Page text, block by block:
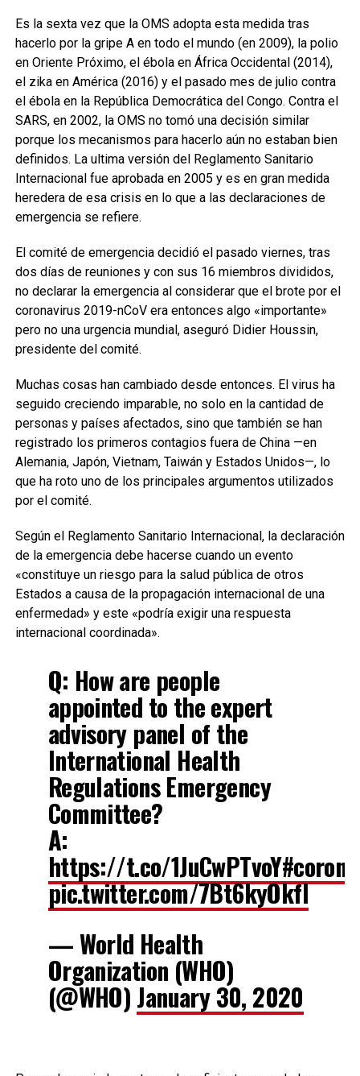
Es la sexta vez que la OMS adopta esta medida tras
hacerlo por la gripe A en todo el mundo (en 2009), la polio
en Oriente Próximo, el ébola en África Occidental (2014),
el zika en América (2016) y el pasado mes de julio contra
el ébola en la República Democrática del Congo. Contra el
SARS, en 2002, la OMS no tomó una decisión similar
porque los mecanismos para hacerlo aún no estaban bien
definidos. La ultima versión del Reglamento Sanitario
Internacional fue aprobada en 2005 y es en gran medida
heredera de esa crisis en lo que a las declaraciones de
emergencia se refiere.
El comité de emergencia decidió el pasado viernes, tras
dos días de reuniones y con sus 16 miembros divididos,
no declarar la emergencia al considerar que el brote por el
coronavirus 2019-nCoV era entonces algo «importante»
pero no una urgencia mundial, aseguró Didier Houssin,
presidente del comité.
Muchas cosas han cambiado desde entonces. El virus ha
seguido creciendo imparable, no solo en la cantidad de
personas y países afectados, sino que también se han
registrado los primeros contagios fuera de China —en
Alemania, Japón, Vietnam, Taiwán y Estados Unidos—, lo
que ha roto uno de los principales argumentos utilizados
por el comité.
Según el Reglamento Sanitario Internacional, la declaración
de la emergencia debe hacerse cuando un evento
«constituye un riesgo para la salud pública de otros
Estados a causa de la propagación internacional de una
enfermedad» y este «podría exigir una respuesta
internacional coordinada».
Q: How are people
appointed to the expert
advisory panel of the
International Health
Regulations Emergency
Committee?
A:
https://t.co/1JuCwPTvoY
pic.twitter.com/7Bt6kyOkfl
— World Health
Organization (WHO)
(@WHO) January 30, 2020